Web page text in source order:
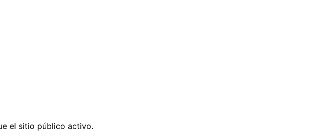
el sitio público activo.